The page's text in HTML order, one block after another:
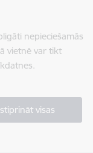
nepieciešamās
vietnē var tikt
visas